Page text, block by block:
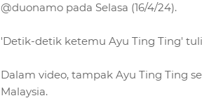
@duonamo pada Selasa (16/4/24).
'Detik-detik ketemu Ayu Ting Ting'
Dalam video, tampak Ayu Ting Ting
Malaysia.